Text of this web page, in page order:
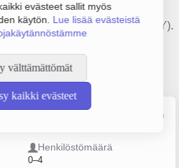
evästeet sallit myös
käytön. Lue lisää evästeistä
välttämättömät
kaikki evästeet
ja hallinta, perustamisvuosi
yhtiömuoto Osakeyhtiö (OY).
Päättäjätiedot
Lähde: YTJ, PRH, Traficom
Henkilöstömäärä
0–4